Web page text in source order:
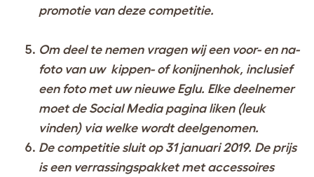
promotie van deze competitie.
Om deel te nemen vragen wij een voor- en na-
foto van uw kippen- of konijnenhok, inclusief
een foto met uw nieuwe Eglu. Elke deelnemer
moet de Social Media pagina liken (leuk
vinden) via welke wordt deelgenomen.
De competitie sluit op 31 januari 2019. De prijs
is een verrassingspakket met accessoires